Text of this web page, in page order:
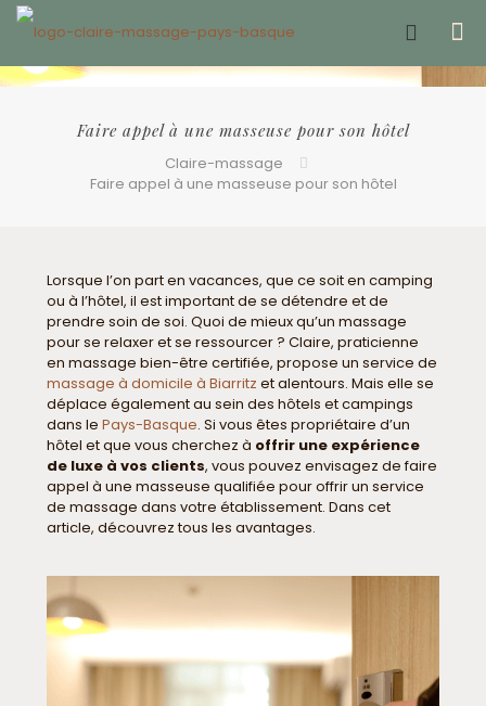
Faire appel à une masseuse pour son hôtel
Claire-massage
Faire appel à une masseuse pour son hôtel
Lorsque l’on part en vacances, que ce soit en camping
ou à l’hôtel, il est important de se détendre et de
prendre soin de soi. Quoi de mieux qu’un massage
pour se relaxer et se ressourcer ? Claire, praticienne
en massage bien-être certifiée, propose un service de
massage à domicile à Biarritz et alentours. Mais elle se
déplace également au sein des hôtels et campings
dans le Pays-Basque. Si vous êtes propriétaire d’un
hôtel et que vous cherchez à offrir une expérience
de luxe à vos clients, vous pouvez envisagez de faire
appel à une masseuse qualifiée pour offrir un service
de massage dans votre établissement. Dans cet
article, découvrez tous les avantages.
Offrir un bon cadeau ❤️